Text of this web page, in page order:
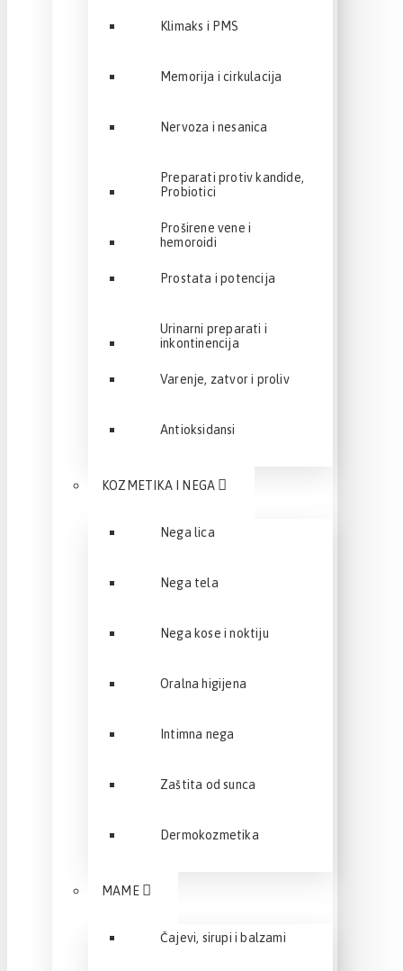
Klimaks i PMS
Memorija i cirkulacija
Nervoza i nesanica
Preparati protiv kandide,
Probiotici
Proširene vene i
hemoroidi
Prostata i potencija
Urinarni preparati i
inkontinencija
Varenje, zatvor i proliv
Antioksidansi
KOZMETIKA I NEGA
Nega lica
Nega tela
Nega kose i noktiju
Oralna higijena
Intimna nega
Zaštita od sunca
Dermokozmetika
MAME
Čajevi, sirupi i balzami